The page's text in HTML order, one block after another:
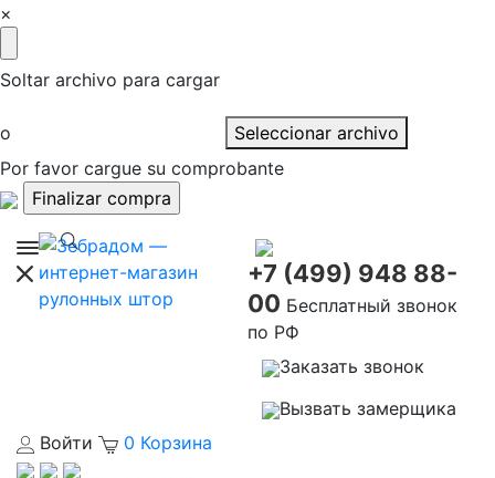
×
Soltar archivo para cargar
o
Seleccionar archivo
Por favor cargue su comprobante
+7 (499) 948 88-
00 Бесплатный звонок
по РФ
Заказать звонок
Вызвать замерщика
Войти
0 Корзина